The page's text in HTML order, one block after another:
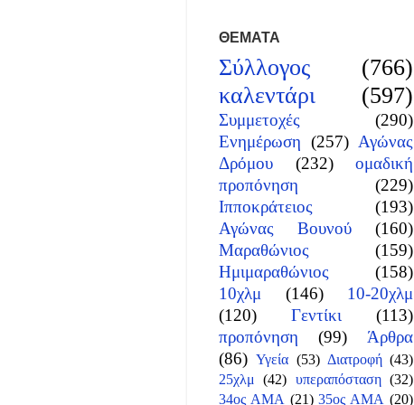
ΘΕΜΑΤΑ
Σύλλογος
(766)
καλεντάρι
(597)
Συμμετοχές
(290)
Ενημέρωση (257) Αγώνας
Δρόμου
(232)
ομαδική
προπόνηση
(229)
Ιπποκράτειος
(193)
Αγώνας Βουνού
(160)
Μαραθώνιος
(159)
Ημιμαραθώνιος
(158)
10χλμ
(146)
10-20χλμ
(120)
Γεντίκι
(113)
προπόνηση
(99)
Άρθρα
(86) Υγεία (53) Διατροφή (43)
25χλμ (42) υπεραπόσταση (32)
34ος ΑΜΑ (21) 35ος ΑΜΑ (20)